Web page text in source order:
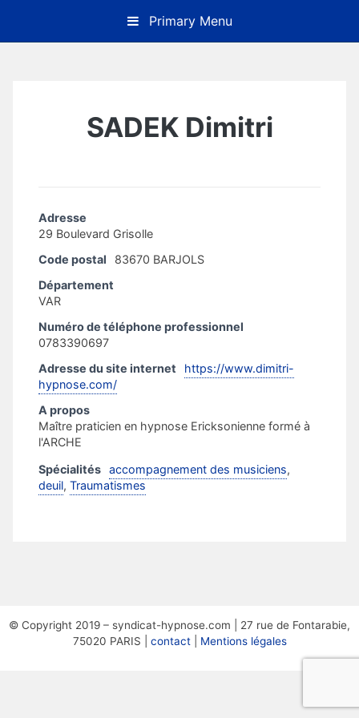
content
Primary Menu
SADEK Dimitri
Adresse
29 Boulevard Grisolle
Code postal
83670 BARJOLS
Département
VAR
Numéro de téléphone professionnel
0783390697
Adresse du site internet
https://www.dimitri-
hypnose.com/
A propos
Maître praticien en hypnose Ericksonienne formé à
l'ARCHE
Spécialités accompagnement des musiciens,
deuil, Traumatismes
© Copyright 2019 – syndicat-hypnose.com | 27 rue de Fontarabie,
75020 PARIS | contact| Mentions légales